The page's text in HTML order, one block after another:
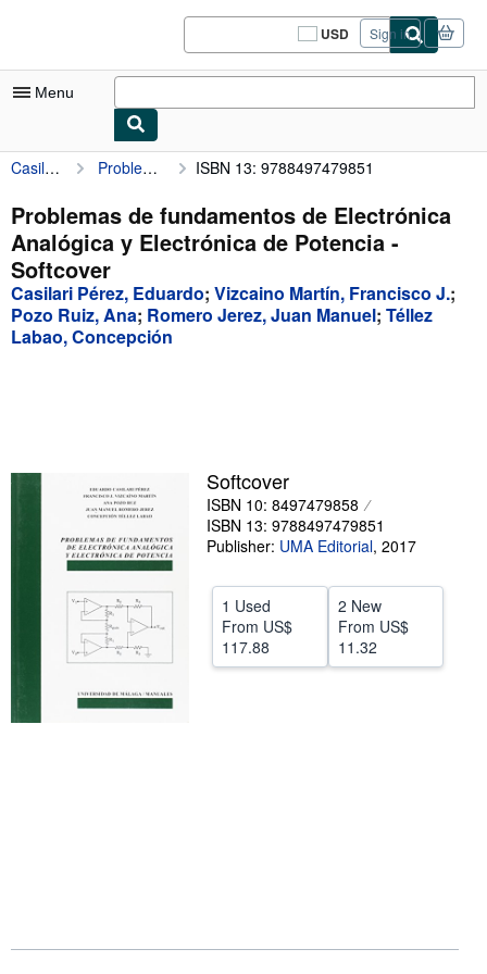
USD
Site
shopping
Sign in
Menu
My Account
My Purchases
Sign Off
Advanced Search
Browse Collections
Sellers
Start Selling
CLOSE
Casilari Pérez, Eduardo Problemas de fundamentos de Electrónica Analógica y Electrónica de Potencia ISBN 13: 9788497479851
Problemas de fundamentos de Electrónica
Analógica y Electrónica de Potencia -
Softcover
Casilari Pérez, Eduardo; Vizcaino Martín, Francisco J.;
Pozo Ruiz, Ana; Romero Jerez, Juan Manuel; Téllez
Labao, Concepción
Softcover
ISBN 10: 8497479858
ISBN 13: 9788497479851
Publisher: UMA Editorial, 2017
1 Used
From US$
117.88
2 New
From US$
11.32